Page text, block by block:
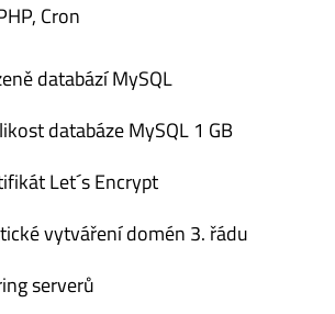
Cron
databází MySQL
databáze MySQL 1 GB
Let´s Encrypt
vytváření domén 3. řádu
serverů